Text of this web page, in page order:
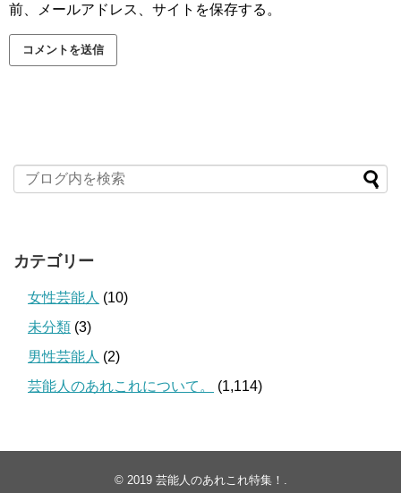
前、メールアドレス、サイトを保存する。
カテゴリー
女性芸能人 (10)
未分類 (3)
男性芸能人 (2)
芸能人のあれこれについて。
(1,114)
© 2019 芸能人のあれこれ特集！